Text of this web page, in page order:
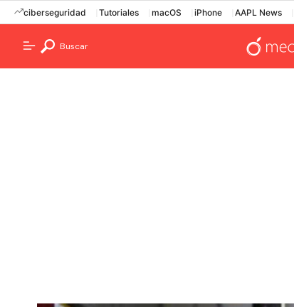
ciberseguridad Tutoriales macOS iPhone AAPL News
Buscar